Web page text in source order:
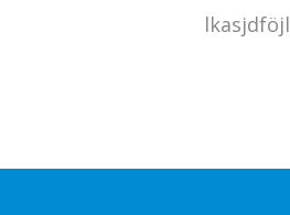
lkasjdföjl